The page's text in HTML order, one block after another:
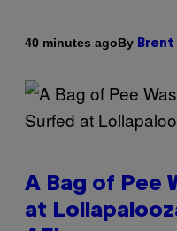
40 minutes agoBy Brent
A Bag of Pee
at